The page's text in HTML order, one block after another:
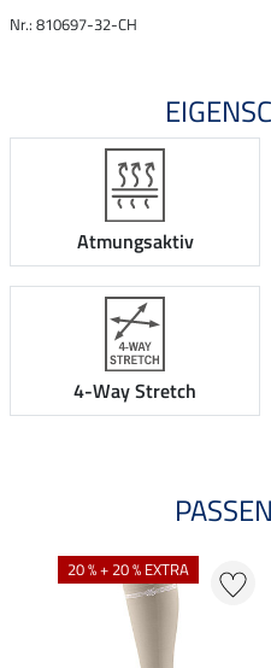
Nr.: 810697-32-CH
Atmungsaktiv
4-Way Stretch
20 % + 20 % EXTRA